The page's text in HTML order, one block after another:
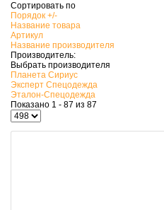
Сортировать по
Порядок +/-
Название товара
Артикул
Название производителя
Производитель:
Выбрать производителя
Планета Сириус
Эксперт Спецодежда
Эталон-Спецодежда
Показано 1 - 87 из 87